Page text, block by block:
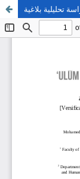
تحليلية بلاغية